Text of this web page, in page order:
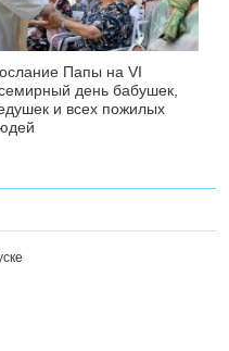
Папы на VI
день бабушек,
и всех пожилых